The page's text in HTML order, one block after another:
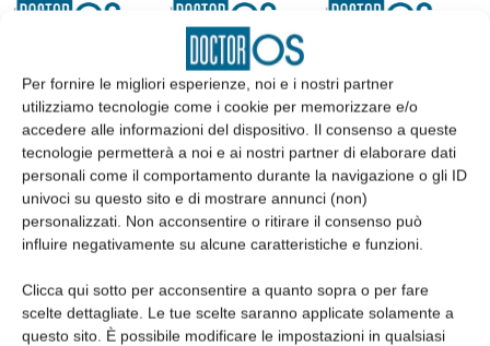
Per fornire le migliori esperienze, noi e i nostri partner
utilizziamo tecnologie come i cookie per memorizzare e/o
accedere alle informazioni del dispositivo. Il consenso a queste
tecnologie permetterà a noi e ai nostri partner di elaborare dati
personali come il comportamento durante la navigazione o gli ID
univoci su questo sito e di mostrare annunci (non)
personalizzati. Non acconsentire o ritirare il consenso può
influire negativamente su alcune caratteristiche e funzioni.
Clicca qui sotto per acconsentire a quanto sopra o per fare
scelte dettagliate. Le tue scelte saranno applicate solamente a
questo sito. È possibile modificare le impostazioni in qualsiasi
Edicola web
Abbonati